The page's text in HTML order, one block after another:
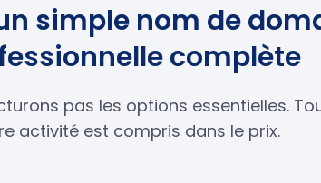
simple nom de
complète
pas les options essentielles.
activité est compris dans le prix.